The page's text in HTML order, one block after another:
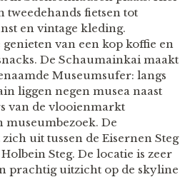
tweedehands fietsen tot
en vintage kleding.
van een kop koffie en
De Schaumainkai maakt
Museumsufer: langs
liggen negen musea naast
van de vlooienmarkt
De
uit tussen de Eisernen Steg
Steg. De locatie is zeer
prachtig uitzicht op de skyline